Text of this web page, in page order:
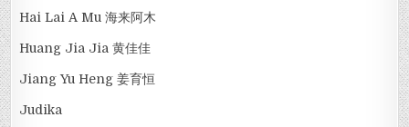
Hai Lai A Mu 海来阿木
Huang Jia Jia 黄佳佳
Jiang Yu Heng 姜育恒
Judika